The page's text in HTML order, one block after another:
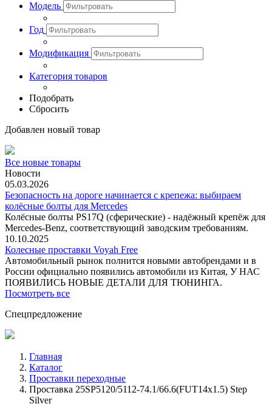
Модель
Год
Модификация
Категория товаров
Подобрать
Сбросить
Добавлен новый товар
Все новые товары
Новости
05.03.2026
Безопасность на дороге начинается с крепежа: выбираем
колёсные болты для Mercedes
Колёсные болты PS17Q (сферические) - надёжный крепёж для
Mercedes‑Benz, соответствующий заводским требованиям.
10.10.2025
Колесные проставки Voyah Free
Автомобильный рынок полнится новыми автобрендами и в
России официально появились автомобили из Китая, У НАС
ПОЯВИЛИСЬ НОВЫЕ ДЕТАЛИ ДЛЯ ТЮНИНГА.
Посмотреть все
Спецпредложение
Главная
Каталог
Проставки переходные
Проставка 25SP5120/5112-74.1/66.6(FUT14x1.5) Step
Silver